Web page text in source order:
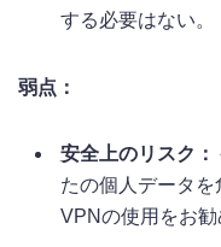
する必要はない。
弱点：
安全上のリスク：
たの個人データを
VPNの使用をお勧